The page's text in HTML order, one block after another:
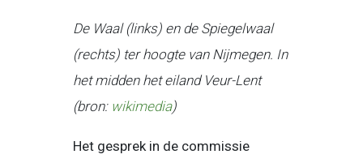
De Waal (links) en de Spiegelwaal
(rechts) ter hoogte van Nijmegen. In
het midden het eiland Veur-Lent
(bron: wikimedia)
Het gesprek in de commissie